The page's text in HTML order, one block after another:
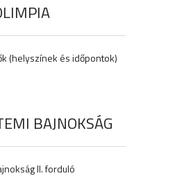
(helyszínek és időpontok)
BAJNOKSÁG
II. forduló